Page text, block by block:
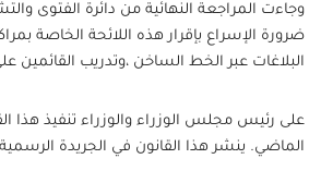
وجاءت المراجعة النهائية من دائرة الفتوى
ضرورة الإسراع بإقرار هذه اللائحة الخاصة
البلاغات عبر الخط الساخن ،وتدريب القائمين
على رئيس مجلس الوزراء والوزراء تنفيذ هذا
الماضي. ينشر هذا القانون في الجريدة